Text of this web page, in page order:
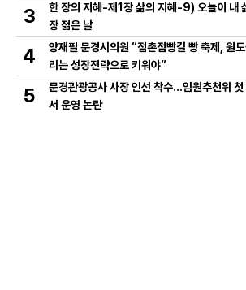
3
한 장의 지혜-제1장 삶의 지혜-9) 오늘이 내
장 젊은 날
4
양재필 문경시의원 “점촌점빵길 빵 축제, 원
리는 성장전략으로 키워야”
5
문경관광공사 사장 인선 착수…임원추천위 첫
서 운영 논란